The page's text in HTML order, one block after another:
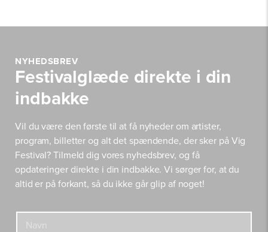
NYHEDSBREV
Festivalglæde direkte i din
indbakke
Vil du være den første til at få nyheder om artister,
program, billetter og alt det spændende, der sker på Vig
Festival? Tilmeld dig vores nyhedsbrev, og få
opdateringer direkte i din indbakke. Vi sørger for, at du
altid er på forkant, så du ikke går glip af noget!
E
N